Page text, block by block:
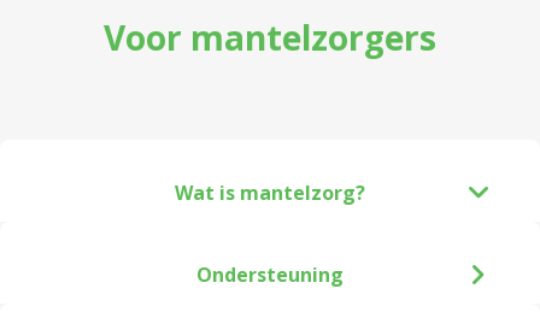
Voor mantelzorgers
Wat is mantelzorg?
Ondersteuning